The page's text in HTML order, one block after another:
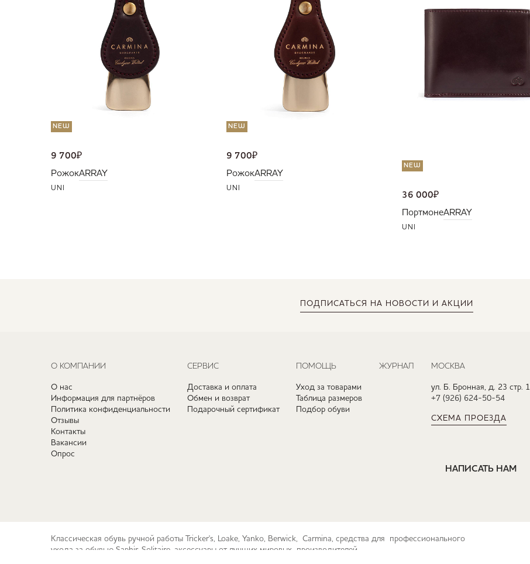
NEW
9 700₽
РожокARRAY
UNI
NEW
9 700₽
РожокARRAY
UNI
NEW
36 000₽
ПортмонеARRAY
UNI
ПОДПИСАТЬСЯ НА НОВОСТИ И АКЦИИ
О КОМПАНИИ
О нас
Информация для партнёров
Политика конфиденциальности
Отзывы
Контакты
Вакансии
Опрос
СЕРВИС
Доставка и оплата
Обмен и возврат
Подарочный сертификат
ПОМОЩЬ
Уход за товарами
Таблица размеров
Подбор обуви
ЖУРНАЛ МОСКВА
ул. Б. Бронная, д. 23 стр. 1
+7 (926) 624-50-54
СХЕМА ПРОЕЗДА
НАПИСАТЬ НАМ
Классическая обувь ручной работы Tricker's, Loake, Yanko, Berwick, Carmina, средства для профессионального
ухода за обувью Saphir, Solitaire, аксессуары от лучших мировых производителей